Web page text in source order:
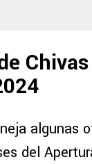
algunas
del